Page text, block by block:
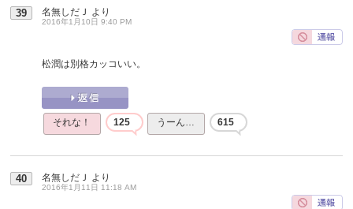
39 名無しだＪ より
2016年1月10日 9:40 PM
松潤は別格カッコいい。
それな！ 125 うーん… 615
40 名無しだＪ より
2016年1月11日 11:18 AM